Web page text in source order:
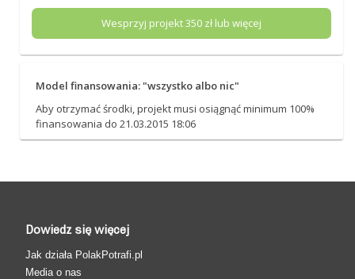
Wesprzyj projekt350zł lub więcej
Model finansowania: "wszystko albo nic"
Aby otrzymać środki, projekt musi osiągnąć minimum 100%
finansowania do 21.03.2015 18:06
Dowiedz się więcej
Jak działa PolakPotrafi.pl
Media o nas